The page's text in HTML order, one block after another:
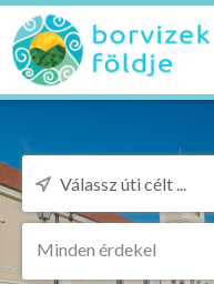
Minden érdekel